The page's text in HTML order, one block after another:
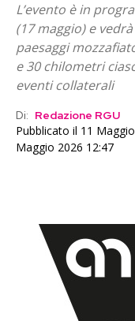
L’evento è in
(17 maggio) e
paesaggi
e 30 chilometri
eventi collaterali
Di: Redazione RGU
Pubblicato il 11
Maggio 2026 12:47